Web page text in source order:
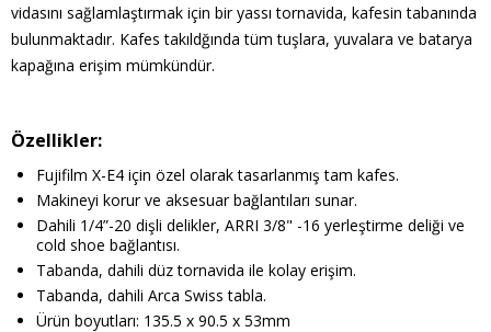
vidasını sağlamlaştırmak için bir yassı tornavida, kafesin tabanında
bulunmaktadır. Kafes takıldğında tüm tuşlara, yuvalara ve batarya
kapağına erişim mümkündür.
Özellikler:
Fujifilm X-E4 için özel olarak tasarlanmış tam kafes.
Makineyi korur ve aksesuar bağlantıları sunar.
Dahili 1/4”-20 dişli delikler, ARRI 3/8" -16 yerleştirme deliği ve
cold shoe bağlantısı.
Tabanda, dahili düz tornavida ile kolay erişim.
Tabanda, dahili Arca Swiss tabla.
Ürün boyutları: 135.5 x 90.5 x 53mm